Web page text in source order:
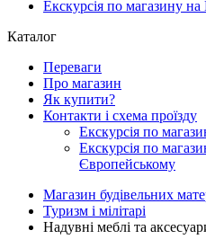
Екскурсія по магазину
Каталог
Переваги
Про магазин
Як купити?
Контакти і схема проїзду
Екскурсія по
Екскурсія по
Європейському
Магазин будівельних
Туризм і мілітарі
Надувні меблі та